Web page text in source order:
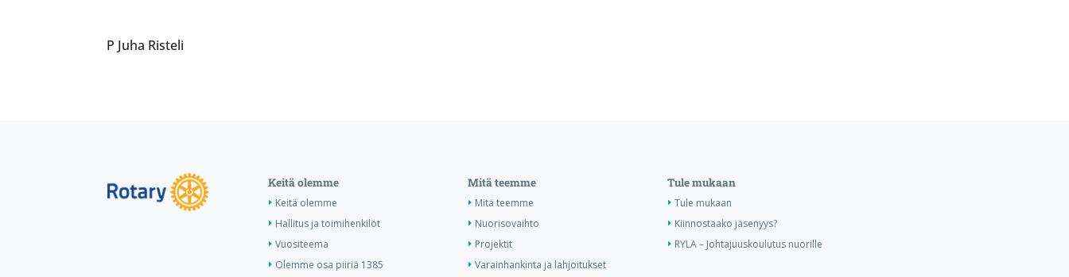
P Juha Risteli
Keitä olemme
Keitä olemme
Hallitus ja toimihenkilöt
Vuositeema
Olemme osa piiriä 1385
Mitä teemme
Mitä teemme
Nuorisovaihto
Projektit
Varainhankinta ja lahjoitukset
Tule mukaan
Tule mukaan
Kiinnostaako jäsenyys?
RYLA – Johtajuuskoulutus nuorille